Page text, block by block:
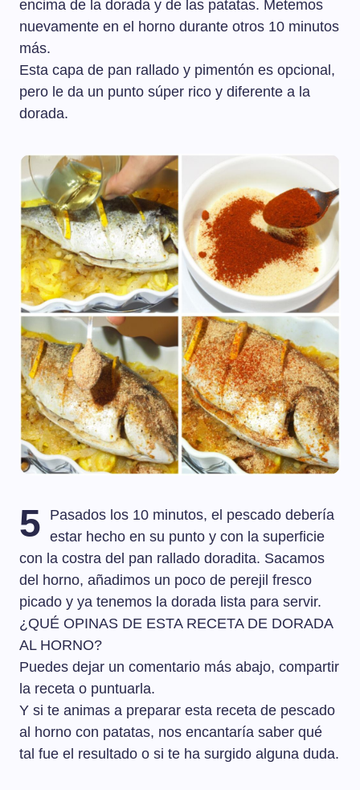
encima de la dorada y de las patatas. Metemos
nuevamente en el horno durante otros 10 minutos
más.
Esta capa de pan rallado y pimentón es opcional,
pero le da un punto súper rico y diferente a la
dorada.
5
Pasados los 10 minutos, el pescado debería
estar hecho en su punto y con la superficie
con la costra del pan rallado doradita. Sacamos
del horno, añadimos un poco de perejil fresco
picado y ya tenemos la dorada lista para servir.
¿QUÉ OPINAS DE ESTA RECETA DE DORADA
AL HORNO?
Puedes dejar un comentario más abajo, compartir
la receta o puntuarla.
Y si te animas a preparar esta receta de pescado
al horno con patatas, nos encantaría saber qué
tal fue el resultado o si te ha surgido alguna duda.